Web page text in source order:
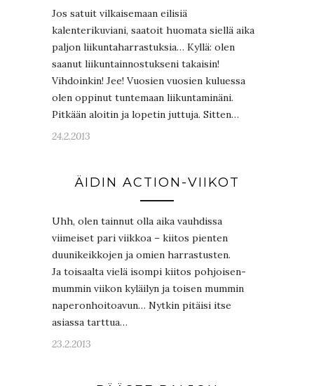
Jos satuit vilkaisemaan eilisiä
kalenterikuviani, saatoit huomata siellä aika
paljon liikuntaharrastuksia… Kyllä: olen
saanut liikuntainnostukseni takaisin!
Vihdoinkin! Jee! Vuosien vuosien kuluessa
olen oppinut tuntemaan liikuntaminäni.
Pitkään aloitin ja lopetin juttuja. Sitten…
24.2.2013
ÄIDIN ACTION-VIIKOT
Uhh, olen tainnut olla aika vauhdissa
viimeiset pari viikkoa – kiitos pienten
duunikeikkojen ja omien harrastusten.
Ja toisaalta vielä isompi kiitos pohjoisen-
mummin viikon kyläilyn ja toisen mummin
naperonhoitoavun… Nytkin pitäisi itse
asiassa tarttua…
23.2.2013